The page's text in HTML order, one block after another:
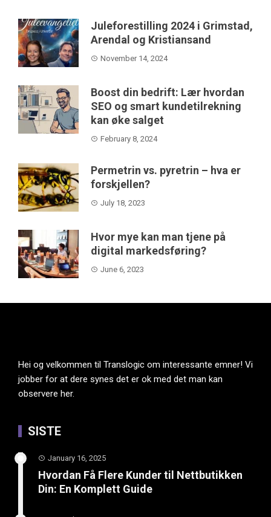
Juleforestilling 2024 i Grimstad,
Arendal og Kristiansand
November 14, 2024
Boost din bedrift: Lær hvordan
SEO og smart kundetilrekning
kan øke salget
February 8, 2024
Permetrin vs. pyretrin – hva er
forskjellen?
July 18, 2023
Hvor mye kan man tjene på
digital markedsføring?
June 6, 2023
Hei og velkommen til Translogic om interessante emner! Vi
jobber for at dere synes det er ok med det man kan
observere her.
SISTE
January 16, 2025
Hvordan Få Flere Kunder til Nettbutikken
Din: En Komplett Guide